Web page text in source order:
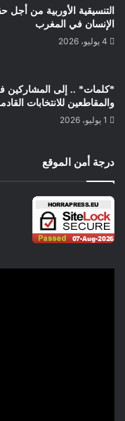
التنسيقية الأوربية من أجل
الإنسان في المغرب
4 يوليو، 2026
*كلمات* .. إلى المشاركين
والمقاطعين للانتخابات
1 يوليو، 2026
درجة أمن الموقع